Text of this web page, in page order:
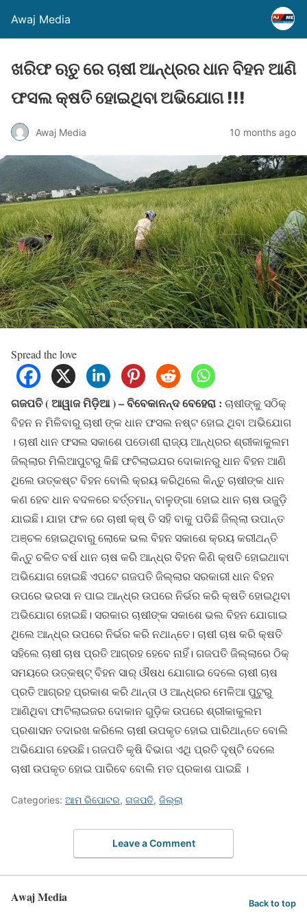
Awaj Media
ଖରିଫ ଋତୁ ରେ ଚାଷୀ ଆନ୍ଧ୍ରର ଧାନ ବିହନ ଆଣି
ଫସଲ କ୍ଷତି ହୋଇଥିବା ଅଭିଯୋଗ !!!
Awaj Media 10 months ago
Spread the love
ଗଜପତି ( ଆୱାଜ ମିଡ଼ିଆ ) – ବିବେକାନନ୍ଦ ବେହେରା : ଚାଷୀଙ୍କୁ ସଠିକ୍
ବିହନ ନ ମିଳିବାରୁ ଚାଷୀ ଙ୍କ ଧାନ ଫସଲ ନଷ୍ଟ ହୋଇ ଥିବା ଅଭିଯୋଗ
। ଚାଷୀ ଧାନ ଫସଲ ସକାଶେ ପଡୋଶୀ ରାଜ୍ୟ ଆନ୍ଧ୍ରର ଶ୍ରୀକାକୁଲମ
ଜିଲ୍ଲାର ମିଲିଆପୁଟରୁ କିଛି ଫଟିଲାଇଯର ଦୋକାନରୁ ଧାନ ବିହନ ଆଣି
ଥିଲେ ଉତ୍କଷ୍ଟ ବିହନ ବୋଲି କ୍ରୟ କରିଥିଲେ କିନ୍ତୁ ଚାଷୀଙ୍କ ଧାନ
କଣ ହେବ ଧାନ ବଦଳରେ ବର୍ତ୍ତମାନ୍ ବାଳୁଙ୍ଗା ହୋଇ ଧାନ ଚାଷ ଉଜୁଡ଼ି
ଯାଇଛି। ଯାହା ଫଳ ରେ ଚାଷୀ କ୍ଷ୍ ତି ସହି ବାକୁ ପଡିଛି ଜିଲ୍ଲା ଉପାନ୍ତ
ଅଞ୍ଚଳ ହୋଇଥିବାରୁ ଲୋକେ ଭଲ ବିହନ ସକାଶେ କ୍ରୟ କରୀଥନ୍ତି
କିନ୍ତୁ ଚଳିତ ବର୍ଷ ଧାନ ଚାଷ କରି ଆନ୍ଧ୍ର ବିହନ କିଣି କ୍ଷତି ହୋଇଥାବା
ଅଭିଯୋଗ ହୋଇଛି ଏପଟେ ଗଜପତି ଜିଲ୍ଲାର ସରକାରୀ ଧାନ ବିହନ
ଉପରେ ଭରସା ନ ପାଇ ଆନ୍ଧ୍ର ଉପରେ ନିର୍ଭର କରି କ୍ଷତି ହୋଇଥିବା
ଅଭିଯୋଗ ହୋଇଛି। ସରକାର ଚାଷୀଙ୍କ ସକାଶେ ଭଲ ବିହନ ଯୋଗାଇ
ଥିଲେ ଆନ୍ଧ୍ର ଉପରେ ନିର୍ଭର କରି ନଥାନ୍ତେ। ଚାଷୀ ଚାଷ କରି କ୍ଷତି
ସହିଲେ ଚାଷୀ ଚାଷ ପ୍ରତି ଆଗ୍ରହ ହେବେ ନାହିଁ। ଗଜପତି ଜିଲ୍ଲାରେ ଠିକ୍
ସମୟରେ ଉତ୍କଷ୍ଟ୍ ବିହନ ସାର୍ ଔଷଧ ଯୋଗାଇ ଦେଲେ ଚାଷୀ ଚାଷ
ପ୍ରତି ଆଗ୍ରହ ପ୍ରକାଶ କରି ଥାନ୍ତା ଓ ଆନ୍ଧ୍ରର ମେଳିଆ ପୁଟୁରୁ
ଆଣିଥିବା ଫାଟିଲାଇଜର ଦୋକାନ ଗୁଡ଼ିକ ଉପରେ ଶ୍ରୀକାକୁଲମ
ପ୍ରଶାସନ ତଦାରଖ କରିଲେ ଚାଷୀ ଉପକୃତ ହୋଇ ପାରିଥାନ୍ତେ ବୋଲି
ଅଭିଯୋଗ ହେଉଛି। ଗଜପତି କୃଷି ବିଭାଗ ଏଥି ପ୍ରତି ଦୃଷ୍ଟି ଦେଲେ
ଚାଷୀ ଉପକୃତ ହୋଇ ପାରିବେ ବୋଲି ମତ ପ୍ରକାଶ ପାଇଛି ।
Categories: ଆମ ରିପୋଟର, ଗଜପତି, ଜିଲ୍ଲା
Leave a Comment
Awaj Media Back to top